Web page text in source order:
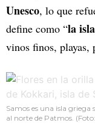
Unesco, lo que
define como “la
vinos finos, playas,
Samos es una isla griega
al norte de Patmos.